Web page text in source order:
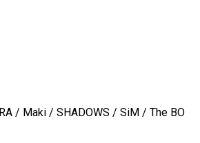
/ Maki / SHADOWS / SiM / The BO